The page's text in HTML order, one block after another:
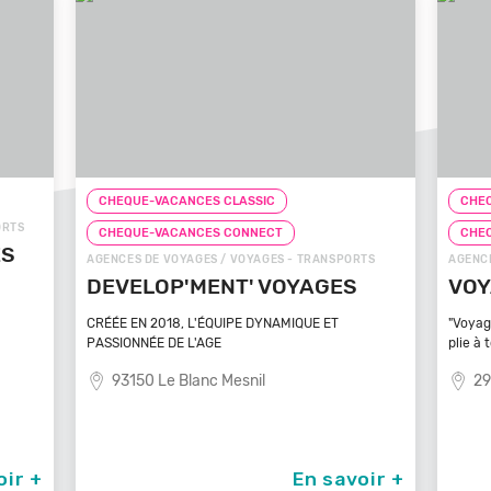
- TRANSPORTS
En savoir +
CHEQUE-VACANCES CLASSIC
CHEQUE-VACANCES CONNECT
AGENCES DE VOYAGES / VOYAGES - TRANSPORTS
VOYAGEZ VOS REVES
"Voyagez vos rêves - L'agence de voyage qui se
plie à tout
29100 Poullan Sur Mer
En savoir +